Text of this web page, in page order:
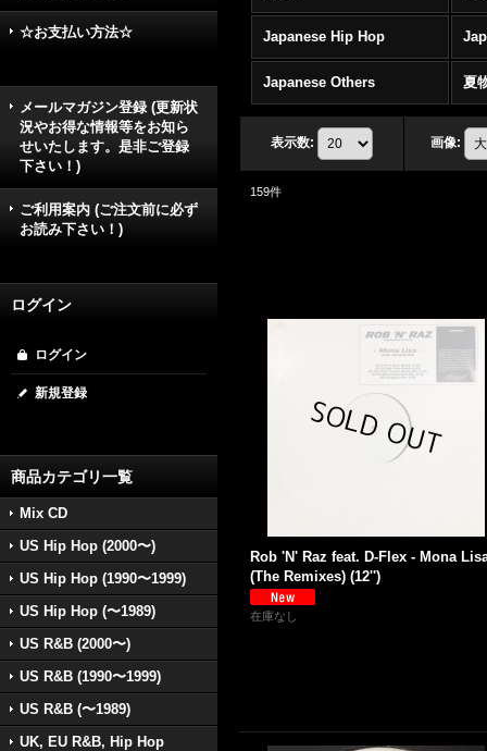
☆お支払い方法☆
メールマガジン登録 (更新状
況やお得な情報等をお知ら
せいたします。是非ご登録
下さい！)
ご利用案内 (ご注文前に必ず
お読み下さい！)
ログイン
ログイン
新規登録
商品カテゴリ一覧
Mix CD
US Hip Hop (2000〜)
US Hip Hop (1990〜1999)
US Hip Hop (〜1989)
US R&B (2000〜)
US R&B (1990〜1999)
US R&B (〜1989)
UK, EU R&B, Hip Hop
Japanese Hip Hop
Japanese Others 夏
表示数: 画像:
159件
Rob 'N' Raz feat. D-Flex - Mona
(The Remixes) (12'')
在庫なし